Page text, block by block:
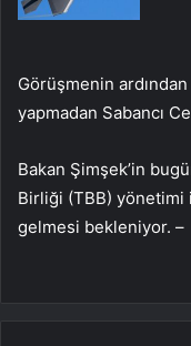
Görüşmenin
yapmadan Sabancı
Bakan Şimşek’in
Birliği (TBB) yönetimi
gelmesi bekleniyor. –